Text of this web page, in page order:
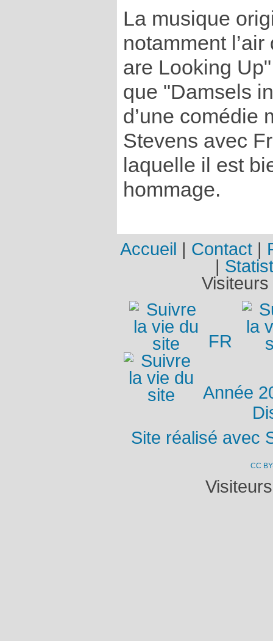
La musique
notamment
are Looking
que "Damsels
d’une comédie
Stevens avec
laquelle il est
hommage.
Accueil | Contact |
|
FR
Année
Site réalisé avec
CC